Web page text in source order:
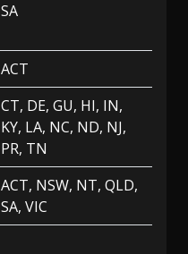
SA
ACT
CT, DE, GU, HI, IN,
KY, LA, NC, ND, NJ,
PR, TN
ACT, NSW, NT, QLD,
SA, VIC